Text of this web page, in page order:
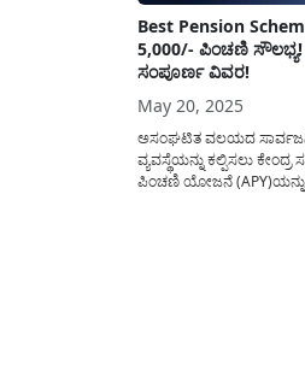
Best Pension
5,000/- ಪಿಂಚಣಿ
ಸಂಪೂರ್ಣ ವಿವರ!
May 20, 2025
ಅಸಂಘಟಿತ ವಲಯದ
ವ್ಯವಸ್ಥೆಯನ್ನು ಕಲ್ಪಿಸಲು
ಪಿಂಚಣಿ ಯೋಜನೆ (APY)ಯನ್ನು